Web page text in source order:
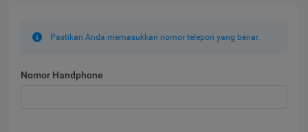
Pastikan Anda memasukkan nomor telepon yang benar.
Nomor Handphone